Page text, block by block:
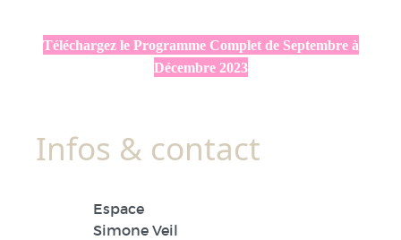
Téléchargez le Programme Complet de Septembre à
Décembre 2023
Infos & contact
Espace
Simone Veil